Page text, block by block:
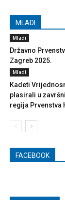
MLADI
Mladi
Državno
Zagreb 2025.
Mladi
Kadeti
plasirali u
regija Prvenstva
FACEBOOK